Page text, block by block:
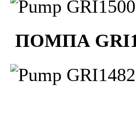
ПОМПА